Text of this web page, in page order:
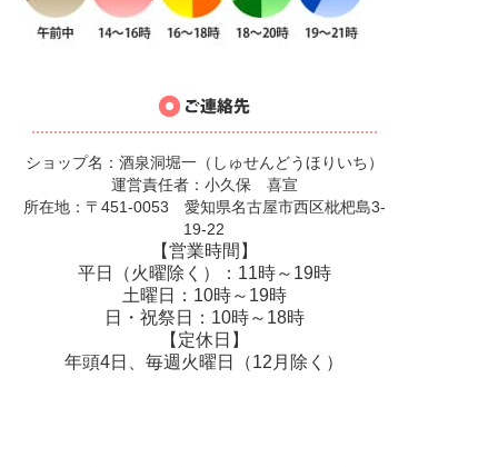
ショップ名：酒泉洞堀一（しゅせんどうほりいち）
運営責任者：小久保 喜宣
所在地：〒451-0053 愛知県名古屋市西区枇杷島3-
19-22
【営業時間】
平日（火曜除く）：11時～19時
土曜日：10時～19時
日・祝祭日：10時～18時
【定休日】
年頭4日、毎週火曜日（12月除く）